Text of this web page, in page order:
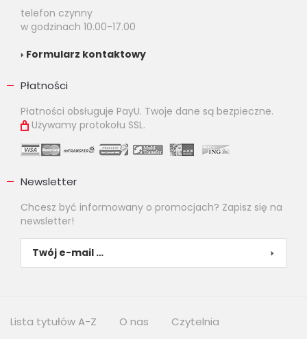
telefon czynny
w godzinach 10.00-17.00
Formularz kontaktowy
Płatności
Płatności obsługuje PayU. Twoje dane są bezpieczne.
Używamy protokołu SSL.
Newsletter
Chcesz być informowany o promocjach? Zapisz się na
newsletter!
Lista tytułów A-Z O nas Czytelnia